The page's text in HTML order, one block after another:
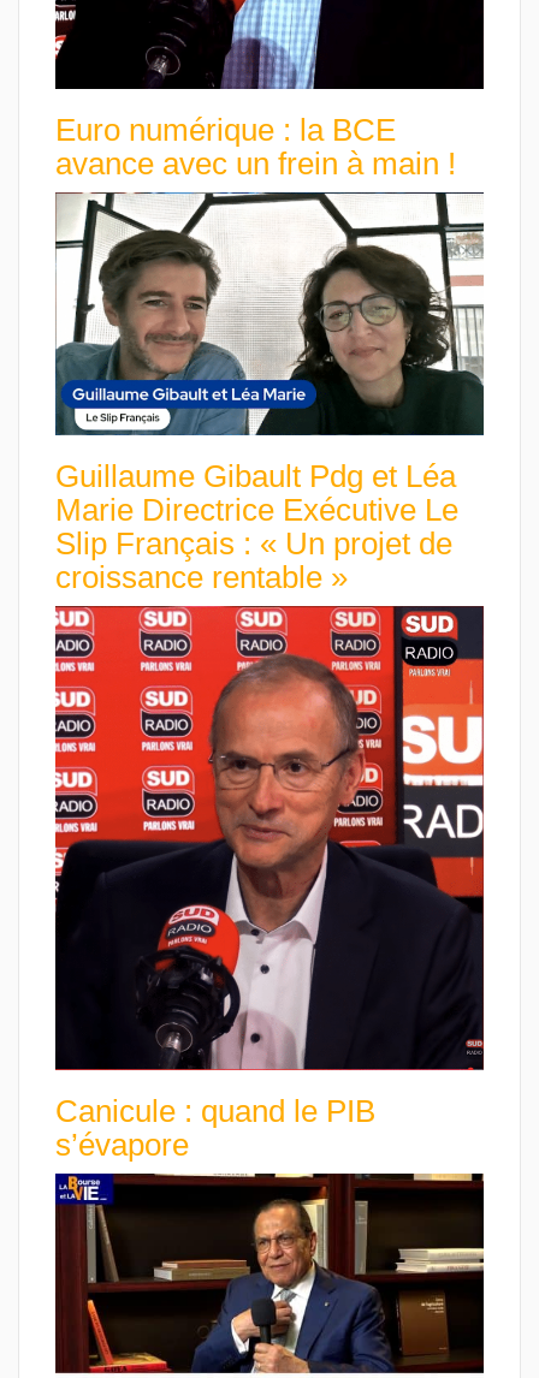
Euro numérique : la BCE
avance avec un frein à main !
Guillaume Gibault Pdg et Léa
Marie Directrice Exécutive Le
Slip Français : « Un projet de
croissance rentable »
Canicule : quand le PIB
s’évapore